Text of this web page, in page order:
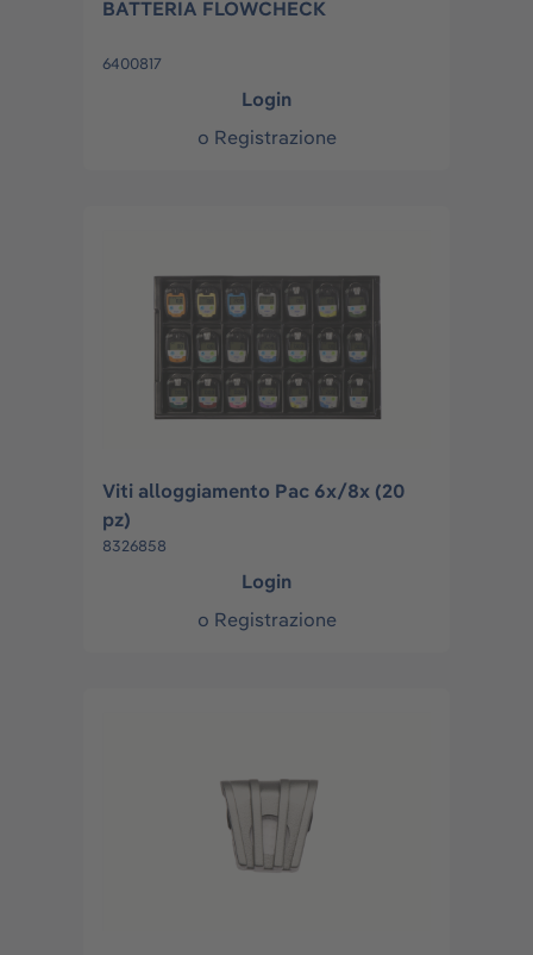
BATTERIA FLOWCHECK
6400817
Login
o Registrazione
Viti alloggiamento Pac 6x/8x (20
pz)
8326858
Login
o Registrazione